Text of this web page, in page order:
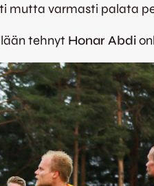
mutta varmasti palata
tehnyt Honar Abdi